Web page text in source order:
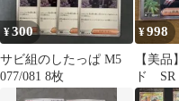
¥300
サビ組のしたっぱ M5
077/081 8枚
¥998
【美
ド SR